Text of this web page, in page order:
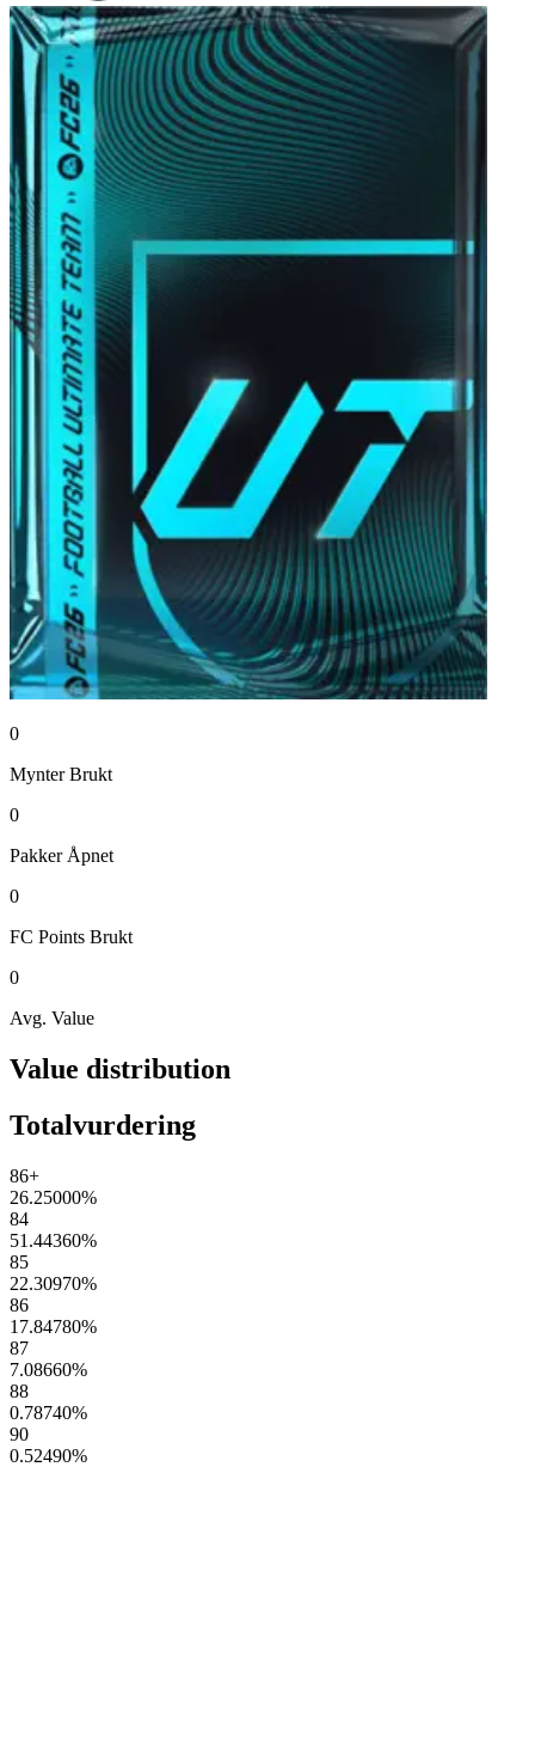
0
Mynter Brukt
0
Pakker Åpnet
0
FC Points Brukt
0
Avg. Value
Value distribution
Totalvurdering
86+
26.25000%
84
51.44360%
85
22.30970%
86
17.84780%
87
7.08660%
88
0.78740%
90
0.52490%